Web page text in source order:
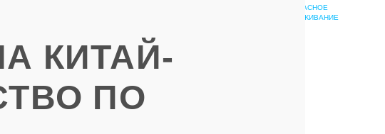
БЕЗОПАСНОЕ
ОБСЛУЖИВАНИЕ
КИТАЙ-
ПО